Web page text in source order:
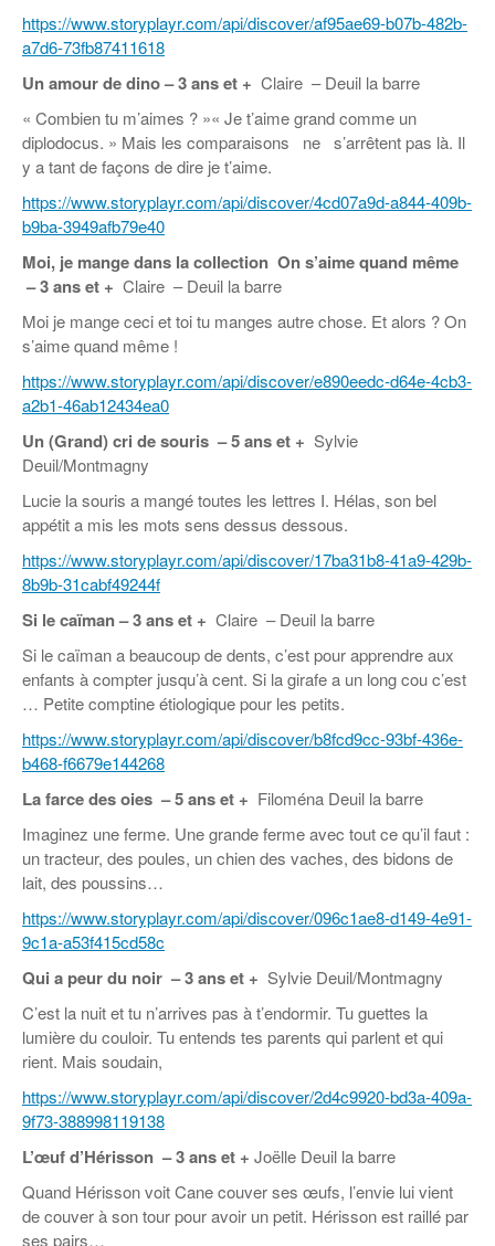
https://www.storyplayr.com/api/discover/af95ae69-b07b-482b-
a7d6-73fb87411618
Un amour de dino–3 ans et + Claire – Deuil la barre
« Combien tu m’aimes ? »« Je t’aime grand comme un
diplodocus. » Mais les comparaisons ne s’arrêtent pas là. Il
y a tant de façons de dire je t’aime.
https://www.storyplayr.com/api/discover/4cd07a9d-a844-409b-
b9ba-3949afb79e40
Moi, je mange dans la collection On s’aime quand même
–3 ans et + Claire – Deuil la barre
Moi je mange ceci et toi tu manges autre chose. Et alors ? On
s’aime quand même !
https://www.storyplayr.com/api/discover/e890eedc-d64e-4cb3-
a2b1-46ab12434ea0
Un (Grand) cri de souris – 5 ans et + Sylvie
Deuil/Montmagny
Lucie la souris a mangé toutes les lettres I. Hélas, son bel
appétit a mis les mots sens dessus dessous.
https://www.storyplayr.com/api/discover/17ba31b8-41a9-429b-
8b9b-31cabf49244f
Si le caïman–3 ans et + Claire – Deuil la barre
Si le caïman a beaucoup de dents, c’est pour apprendre aux
enfants à compter jusqu’à cent. Si la girafe a un long cou c’est
… Petite comptine étiologique pour les petits.
https://www.storyplayr.com/api/discover/b8fcd9cc-93bf-436e-
b468-f6679e144268
La farce des oies – 5 ans et + Filoména Deuil la barre
Imaginez une ferme. Une grande ferme avec tout ce qu’il faut :
un tracteur, des poules, un chien des vaches, des bidons de
lait, des poussins…
https://www.storyplayr.com/api/discover/096c1ae8-d149-4e91-
9c1a-a53f415cd58c
Qui a peur du noir – 3 ans et + Sylvie Deuil/Montmagny
C’est la nuit et tu n’arrives pas à t’endormir. Tu guettes la
lumière du couloir. Tu entends tes parents qui parlent et qui
rient. Mais soudain,
https://www.storyplayr.com/api/discover/2d4c9920-bd3a-409a-
9f73-388998119138
L’œuf d’Hérisson – 3 ans et + Joëlle Deuil la barre
Quand Hérisson voit Cane couver ses œufs, l’envie lui vient
de couver à son tour pour avoir un petit. Hérisson est raillé par
ses pairs…